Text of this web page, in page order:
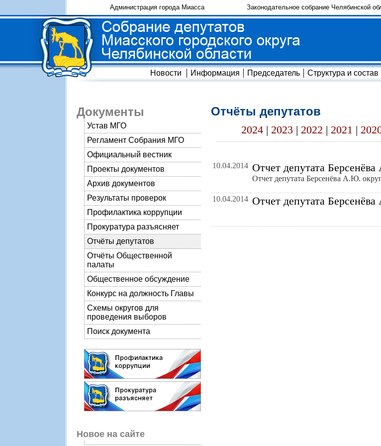
Администрация города Миасса Законодательное собрание Челябинской
Новости Информация Председатель Структура и состав
Документы
Устав МГО
Регламент Собрания МГО
Официальный вестник
Проекты документов
Архив документов
Результаты проверок
Профилактика коррупции
Прокуратура разъясняет
Отчёты депутатов
Отчёты Общественной
палаты
Общественное обсуждение
Конкурс на должность Главы
Схемы округов для
проведения выборов
Поиск документа
Новое на сайте
Отчёты депутатов
2024 | 2023 | 2022 | 2021 |
10.04.2014 Отчет депутата
Отчет депутата Берсенёва А.Ю.
10.04.2014 Отчет депутата